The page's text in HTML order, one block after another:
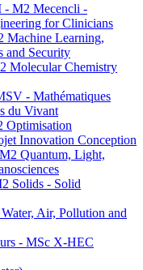
M2 Mecencli -
for Clinicians
Learning,
and Security
Molecular Chemistry
- Mathématiques
du Vivant
Innovation Conception
Quantum, Light,
Solids - Solid
Air, Pollution and
- MSc X-HEC